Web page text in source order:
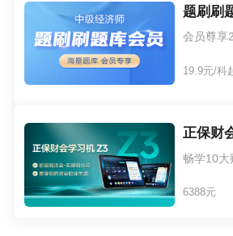
题刷刷
会员尊享
19.9元/科
正保财
畅学10大
6388元